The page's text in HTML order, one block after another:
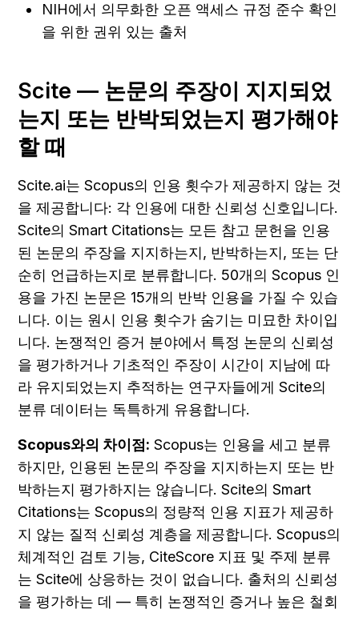
NIH에서 의무화한 오픈 액세스 규정 준수 확인
을 위한 권위 있는 출처
Scite — 논문의 주장이 지지되었
는지 또는 반박되었는지 평가해야
할 때
Scite.ai는 Scopus의 인용 횟수가 제공하지 않는 것
을 제공합니다: 각 인용에 대한 신뢰성 신호입니다.
Scite의 Smart Citations는 모든 참고 문헌을 인용
된 논문의 주장을 지지하는지, 반박하는지, 또는 단
순히 언급하는지로 분류합니다. 50개의 Scopus 인
용을 가진 논문은 15개의 반박 인용을 가질 수 있습
니다. 이는 원시 인용 횟수가 숨기는 미묘한 차이입
니다. 논쟁적인 증거 분야에서 특정 논문의 신뢰성
을 평가하거나 기초적인 주장이 시간이 지남에 따
라 유지되었는지 추적하는 연구자들에게 Scite의
분류 데이터는 독특하게 유용합니다.
Scopus와의 차이점: Scopus는 인용을 세고 분류
하지만, 인용된 논문의 주장을 지지하는지 또는 반
박하는지 평가하지는 않습니다. Scite의 Smart
Citations는 Scopus의 정량적 인용 지표가 제공하
지 않는 질적 신뢰성 계층을 제공합니다. Scopus의
체계적인 검토 기능, CiteScore 지표 및 주제 분류
는 Scite에 상응하는 것이 없습니다. 출처의 신뢰성
을 평가하는 데 — 특히 논쟁적인 증거나 높은 철회